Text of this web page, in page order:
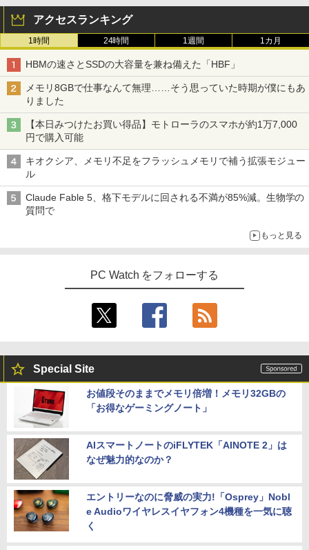
￥594
HUNTER×HUNTER モノクロ版 39 (ジャンプ
コミックスDIGITAL)
￥572
版ビッグガンガンコミックス)
ーカー 小型 軽量 パソコン 中古パソコン
オフィス office 中古
￥49,800
3
【期間限定・レビューで1年保証！】
256GB SSD 16GB メモリ 13インチ 【A
2337】 本体 Anker ACアダプター＆ケー
ル
urface Pro 第11世代 13.0インチ / Snap
ーボード スリム ペン付き/ Office付き/
サファイア
￥119,800
コン 特別モデル Surface Laptop 13 イ
ンチ オーシャングリーン EP2-30766 [C
opilot+ PC /13.0型 /Windows11 Home /
Snapdragon X Plus /メモリ：16GB /UF
￥162,800
Hzリフレッシュレート sRGB99% 1670
万色 300nits ΔE＜1 低ブルーライト 大
画面 TÜV認証 目にやさしい 調整可能な
スタンド VESA
￥12,580
3
ASUS エイスース 液晶ディスプレイ Ey
e Care ［23.8型 / フルHD(1920×1080) /
￥13,800
レイ(23.8型/ADS/FullHD 1920×1080/10
0Hz/5ms/HDMI/DP/USB Type-C/VESA/5
￥25,977
￥29,800
3
九条の大罪（17） 【電子書籍】[ 真鍋昌
平 ]
￥759
魔国暮らしのトリニティ〜（14） 【電子
書籍】[ 戸野タエ ]
￥792
SAPIX 小3 サピックス デイリー/チャレ
￥6,678
アクセスランキング
1時間 24時間 1週間 1カ月
HBMの速さとSSDの大容量を兼ね備えた「HBF」
メモリ8GBで仕事なんて無理……そう思っていた時期が僕にもあ
りました
【本日みつけたお買い得品】モトローラのスマホが約1万7,000
円で購入可能
キオクシア、メモリ不足をフラッシュメモリで補う拡張モジュー
ル
Claude Fable 5、格下モデルに回される不満が85%減。生物学の
質問で
もっと見る
PC Watch をフォローする
Special Site
お値段そのままでメモリ倍増！メモリ32GBの
「お得なゲーミングノート」
AIスマートノートのiFLYTEK「AINOTE 2」は
なぜ魅力的なのか？
エントリーなのに脅威の実力!「Osprey」Nobl
e Audioワイヤレスイヤフォン4機種を一気に聴
く